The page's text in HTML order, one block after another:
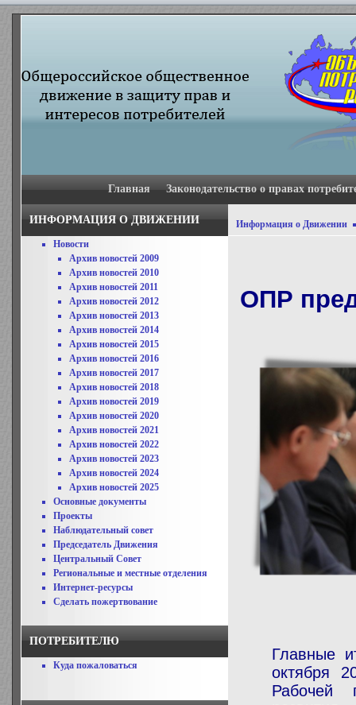
Главная Законодательство о правах
ИНФОРМАЦИЯ О ДВИЖЕНИИ
Новости
Архив новостей 2009
Архив новостей 2010
Архив новостей 2011
Архив новостей 2012
Архив новостей 2013
Архив новостей 2014
Архив новостей 2015
Архив новостей 2016
Архив новостей 2017
Архив новостей 2018
Архив новостей 2019
Архив новостей 2020
Архив новостей 2021
Архив новостей 2022
Архив новостей 2023
Архив новостей 2024
Архив новостей 2025
Основные документы
Проекты
Наблюдательный совет
Председатель Движения
Центральный Совет
Региональные и местные отделения
Интернет-ресурсы
Сделать пожертвование
ПОТРЕБИТЕЛЮ
Куда пожаловаться
Информация о Движении
ОПР
Главные
октября
Рабочей